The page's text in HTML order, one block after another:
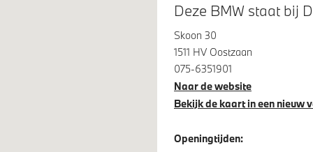
in Biclor Midnight Grey
Dakdraagsysteem M
Shadow Line
M Hoogglans Shadow Line
uitgebreide omvang
Deze BMW staat bij
Skoon 30
1511 HV Oostzaan
075-6351901
Naar de website
Bekijk de kaart in een nieuw
Openingtijden: